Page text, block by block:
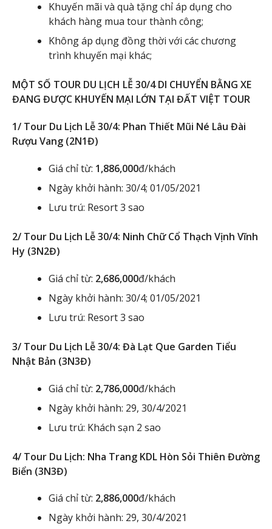
Khuyến mãi và quà tặng chỉ áp dụng cho
khách hàng mua tour thành công;
Không áp dụng đồng thời với các chương
trình khuyến mại khác;
MỘT SỐ TOUR DU LỊCH LỄ 30/4 DI CHUYỂN BẰNG XE
ĐANG ĐƯỢC KHUYẾN MẠI LỚN TẠI ĐẤT VIỆT TOUR
1/ Tour Du Lịch Lễ 30/4: Phan Thiết Mũi Né Lâu Đài
Rượu Vang (2N1Đ)
Giá chỉ từ: 1,886,000đ/khách
Ngày khởi hành: 30/4; 01/05/2021
Lưu trú: Resort 3 sao
2/ Tour Du Lịch Lễ 30/4: Ninh Chữ Cổ Thạch Vịnh Vĩnh
Hy (3N2Đ)
Giá chỉ từ: 2,686,000đ/khách
Ngày khởi hành: 30/4; 01/05/2021
Lưu trú: Resort 3 sao
3/ Tour Du Lịch Lễ 30/4: Đà Lạt Que Garden Tiểu
Nhật Bản (3N3Đ)
Giá chỉ từ: 2,786,000đ/khách
Ngày khởi hành: 29, 30/4/2021
Lưu trú: Khách sạn 2 sao
4/ Tour Du Lịch: Nha Trang KDL Hòn Sỏi Thiên Đường
Biển (3N3Đ)
Giá chỉ từ: 2,886,000đ/khách
Ngày khởi hành: 29, 30/4/2021